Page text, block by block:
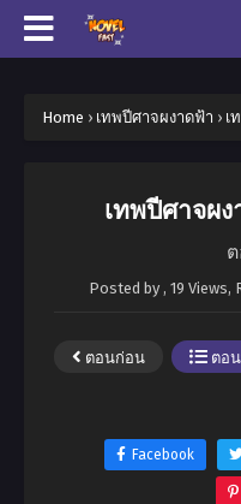
Home › เทพปีศาจผงาดฟ้า › เ
เทพปีศาจผ
Posted by , 19 Views,
ตอนก่อน ตอ
Facebook